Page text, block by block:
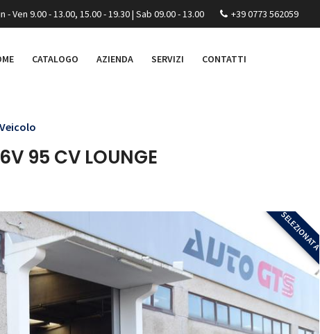
- Ven 9.00 - 13.00, 15.00 - 19.30 | Sab 09.00 - 13.00 +39 0773 562059
CATALOGO AZIENDA SERVIZI CONTATTI
95 CV LOUNGE
SELEZIONATA